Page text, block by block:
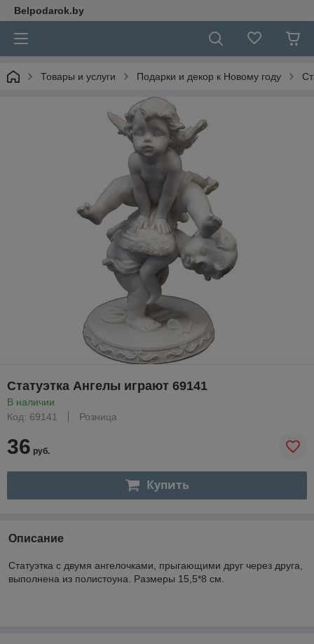
Belpodarok.by
Товары и услуги Подарки и декор к Новому году
Статуэтка Ангелы играют 69141
В наличии
Код: 69141
Розница
36 руб.
Купить
Описание
Статуэтка с двумя ангелочками, прыгающими друг через друга,
выполнена из полистоуна. Размеры 15,5*8 см.